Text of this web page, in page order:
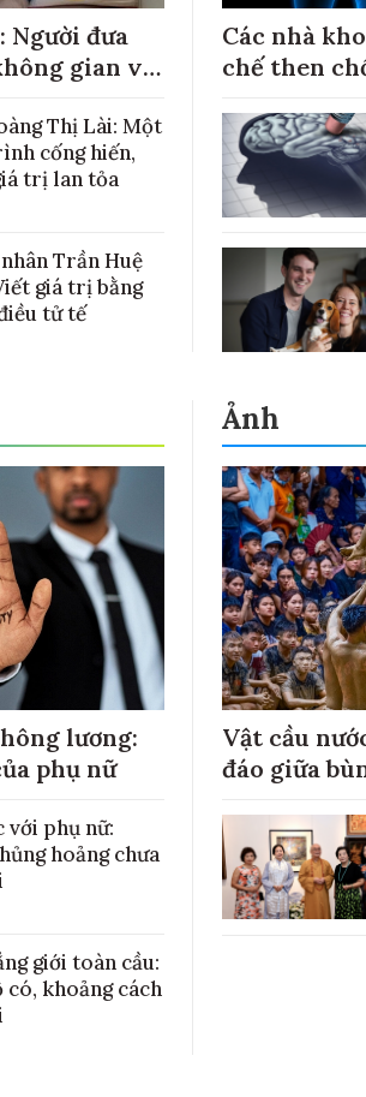
Người đưa
gian về
Thị Lài: Một
cống hiến,
trị lan tỏa
Trần Huệ
giá trị bằng
tử tế
Các nhà
chế then
lương:
phụ nữ
với phụ nữ:
hoảng chưa
giới toàn cầu:
có, khoảng cách
Ảnh
Vật cầu
đáo giữa